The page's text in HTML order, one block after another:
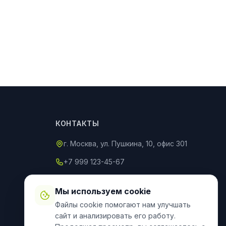
КОНТАКТЫ
г. Москва, ул. Пушкина, 10, офис 301
+7 999 123-45-67
Пн–Пт: 9:00–20:00, Сб–Вс: 10:00–
18:00
Мы используем cookie
Файлы cookie помогают нам улучшать
сайт и анализировать его работу.